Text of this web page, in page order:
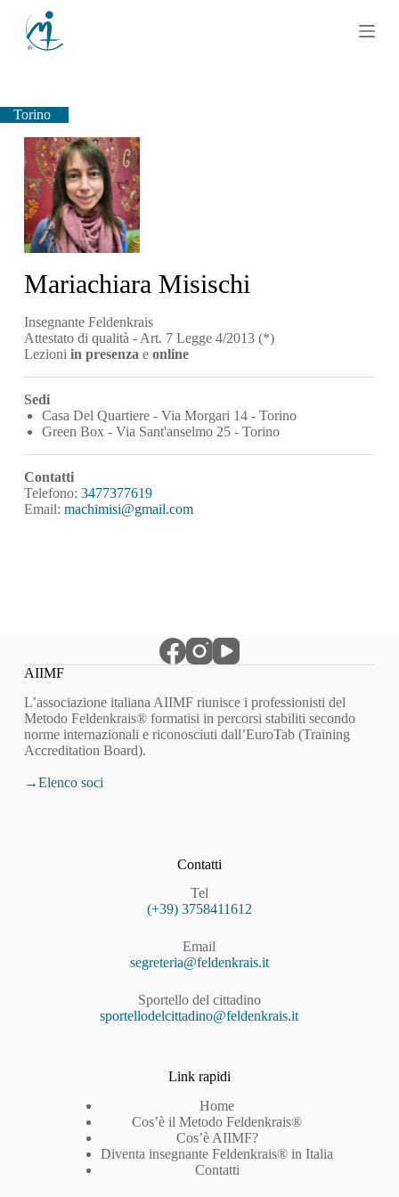
l
n
n
o
Torino
Mariachiara Misischi
Insegnante Feldenkrais
Attestato di qualità - Art. 7 Legge 4/2013 (*)
Lezioni in presenza e online
Sedi
Casa Del Quartiere - Via Morgari 14 - Torino
Green Box - Via Sant'anselmo 25 - Torino
Contatti
Telefono: 3477377619
Email: machimisi@gmail.com
AIIMF
L’associazione italiana AIIMF riunisce i professionisti del
Metodo Feldenkrais® formatisi in percorsi stabiliti secondo
norme internazionali e riconosciuti dall’EuroTab (Training
Accreditation Board).
Elenco soci
Contatti
Tel
(+39) 3758411612
Email
segreteria@feldenkrais.it
Sportello del cittadino
sportellodelcittadino@feldenkrais.it
Link rapidi
Home
Cos’è il Metodo Feldenkrais®
Cos’è AIIMF?
Diventa insegnante Feldenkrais® in Italia
Contatti